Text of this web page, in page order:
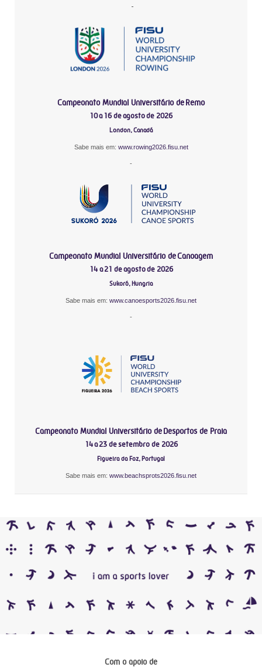
-
Campeonato Mundial Universitário de Remo
10 a 16 de agosto de 2026
London, Canadá
Sabe mais em: www.rowing2026.fisu.net
-
Campeonato Mundial Universitário de Canoagem
14 a 21 de agosto de 2026
Sukoró, Hungria
Sabe mais em: www.canoesports2026.fisu.net
-
Campeonato Mundial Universitário de Desportos de Praia
14 a 23 de setembro de 2026
Figueira da Foz, Portugal
Sabe mais em: www.beachsprots2026.fisu.net
Com o apoio de